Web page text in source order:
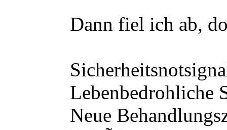
Dann fiel ich ab,
Lebenbedrohliche
Neue